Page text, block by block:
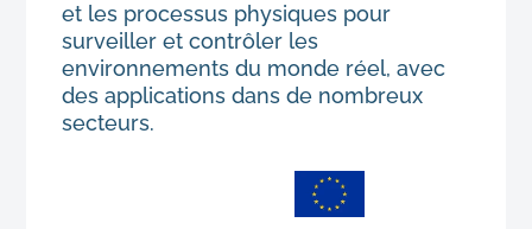
et les processus physiques pour
surveiller et contrôler les
environnements du monde réel, avec
des applications dans de nombreux
secteurs.